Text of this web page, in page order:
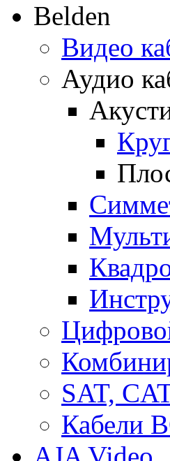
Belden
Видео
Аудио
SAT,
Кабели